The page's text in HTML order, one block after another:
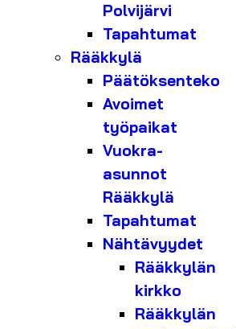
Polvijärvi
Tapahtumat
Rääkkylä
Päätöksenteko
Avoimet
työpaikat
Vuokra-
asunnot
Rääkkylä
Tapahtumat
Nähtävyydet
Rääkkylän
kirkko
Rääkkylän